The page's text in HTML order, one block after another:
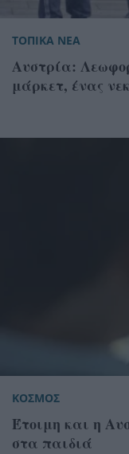
ΤΟΠΙΚΑ ΝΕΑ
Αυστρία:
μάρκετ, ένας
ΚΟΣΜΟΣ
Έτοιμη και η
στα παιδιά